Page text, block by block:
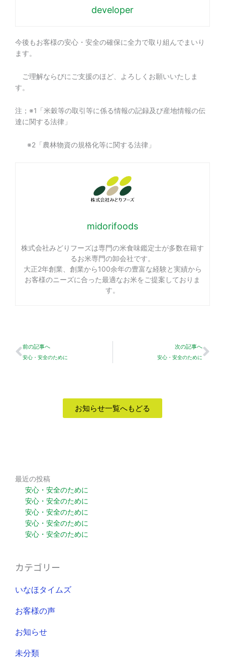
developer
今後もお客様の安心・安全の確保に全力で取り組んでまいり
ます。
ご理解ならびにご支援のほど、よろしくお願いいたしま
す。
注；※1「米穀等の取引等に係る情報の記録及び産地情報の伝
達に関する法律」
※2「農林物資の規格化等に関する法律」
midorifoods
株式会社みどりフーズは専門の米食味鑑定士が多数在籍す
るお米専門の卸会社です。
大正2年創業、創業から100余年の豊富な経験と実績から
お客様のニーズに合った最適なお米をご提案しておりま
す。
前の記事へ
安心・安全のために
次の記事へ
安心・安全のために
お知らせ一覧へもどる
最近の投稿
安心・安全のために
安心・安全のために
安心・安全のために
安心・安全のために
安心・安全のために
カテゴリー
いなほタイムズ
お客様の声
お知らせ
未分類